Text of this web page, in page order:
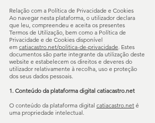
Relação com a Política de Privacidade e Cookies
Ao navegar nesta plataforma, o utilizador declara
que leu, compreendeu e aceita os presentes
Termos de Utilização, bem como a Política de
Privacidade e de Cookies disponível
em catiacastro.net/politica-de-privacidade. Estes
documentos são parte integrante da utilização deste
website e estabelecem os direitos e deveres do
utilizador relativamente à recolha, uso e proteção
dos seus dados pessoais.
1. Conteúdo da plataforma digital catiacastro.net
O conteúdo da plataforma digital catiacastro.net é
uma propriedade intelectual.